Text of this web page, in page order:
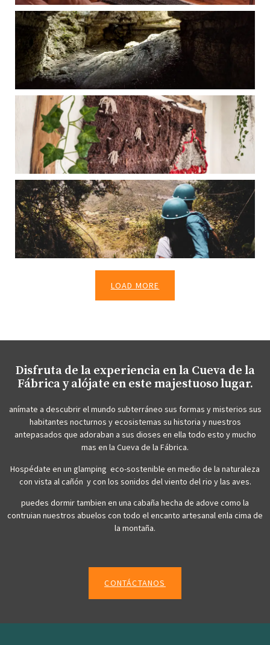
LOAD MORE
Disfruta de la experiencia en la Cueva de la
Fábrica y alójate en este majestuoso lugar.
anímate a descubrir el mundo subterráneo sus formas y misterios sus
habitantes nocturnos y ecosistemas su historia y nuestros
antepasados que adoraban a sus dioses en ella todo esto y mucho
mas en la Cueva de la Fábrica.
Hospédate en un glamping eco-sostenible en medio de la naturaleza
con vista al cañón y con los sonidos del viento del rio y las aves.
puedes dormir tambien en una cabaña hecha de adove como la
contruian nuestros abuelos con todo el encanto artesanal enla cima de
la montaña.
CONTÁCTANOS